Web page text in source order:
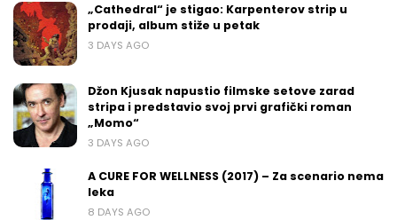
„Cathedral“ je stigao: Karpenterov strip u
prodaji, album stiže u petak
3 DAYS AGO
Džon Kjusak napustio filmske setove zarad
stripa i predstavio svoj prvi grafički roman
„Momo“
3 DAYS AGO
A CURE FOR WELLNESS (2017) – Za scenario nema
leka
8 DAYS AGO